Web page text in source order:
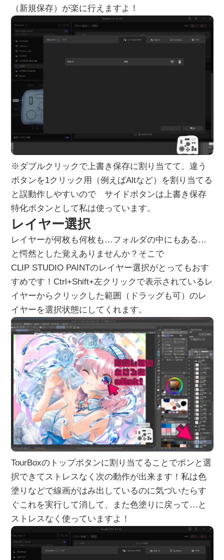
（新規保存）が楽に行えますよ！
※ダブルクリックで上書き保存に割り当てて、違う
ボタンを1クリック用（例えばAltなど）を割り当てる
と誤動作しやすいので サイドボタンは上書き保存
特化ボタンとして私は使っています。
レイヤー選択
レイヤーが何枚も何枚も…フォルダの中にもある…
と愕然とした覚えありませんか？そこで
CLIP STUDIO PAINTのレイヤー選択がとってもおす
すめです！Ctrl+Shift+左クリックで表示されているレ
イヤーからクリックした範囲（ドラッグも可）のレ
イヤーを選択状態にしてくれます。
TourBoxのトップボタンに割り当てることでポンと選
択できてストレスなく次の動作が出来ます！私は色
塗りなどで線画がはみ出しているのに気づいたらす
ぐこれを実行して消して、また色塗りに戻って…と
ストレスなく使っていますよ！